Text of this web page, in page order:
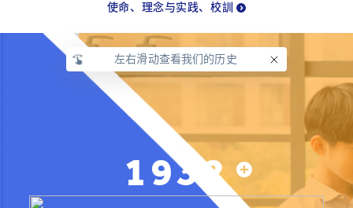
使命、理念与实践、校訓
左右滑动查看我们的历史
1932